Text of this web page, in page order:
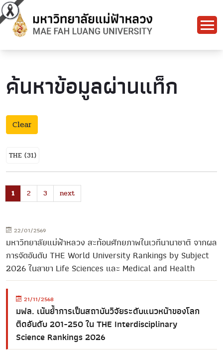
ค้นหาข้อมูลผ่านแท็ก
Clear
THE (31)
1 2 3 next
22/01/2569
มหาวิทยาลัยแม่ฟ้าหลวง สะท้อนศักยภาพในเวทีนานาชาติ จากผล
การจัดอันดับ THE World University Rankings by Subject
2026 ในสาขา Life Sciences และ Medical and Health
21/11/2568
มฟล. เน้นย้ำการเป็นสถาบันวิจัยระดับแนวหน้าของโลก
ติดอันดับ 201-250 ใน THE Interdisciplinary
Science Rankings 2026